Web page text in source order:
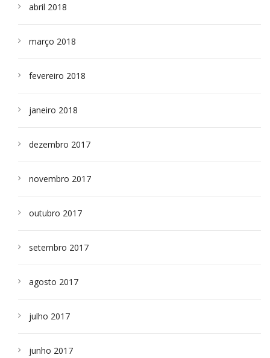
abril 2018
março 2018
fevereiro 2018
janeiro 2018
dezembro 2017
novembro 2017
outubro 2017
setembro 2017
agosto 2017
julho 2017
junho 2017